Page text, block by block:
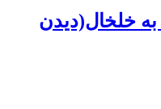
خلخال(دیدن